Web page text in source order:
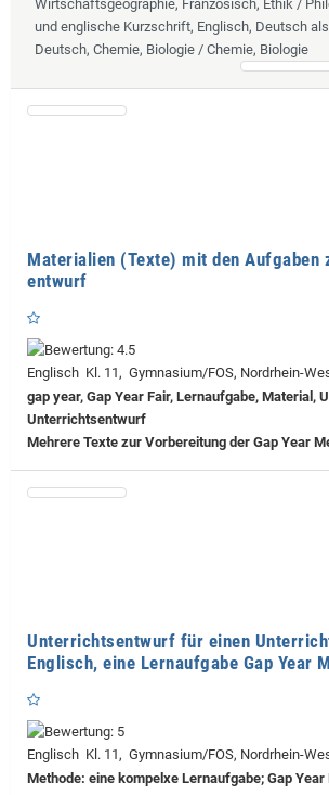
Wirtschaftsgeographie, Französisch, Ethik /
und englische Kurzschrift, Englisch, Deutsch
Deutsch, Chemie, Biologie / Chemie, Biologie
Materialien (Texte) mit den Aufgaben
entwurf
Englisch Kl. 11, Gymnasium/FOS, Nordrhein-
gap year, Gap Year Fair, Lernaufgabe, Material,
Unterrichtsentwurf
Mehrere Texte zur Vorbereitung der Gap Year
Unterrichtsentwurf für einen
Englisch, eine Lernaufgabe Gap Year
Englisch Kl. 11, Gymnasium/FOS, Nordrhein-
Methode: eine kompelxe Lernaufgabe; Gap